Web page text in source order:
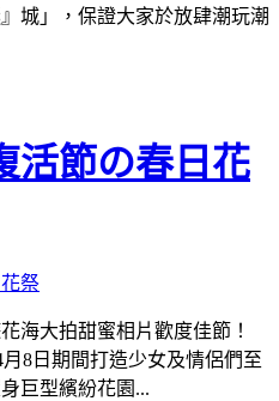
城」，保證大家於放肆潮玩潮
活節の春日花
海大拍甜蜜相片歡度佳節！
8日期間打造少女及情侶們至
巨型繽紛花園...